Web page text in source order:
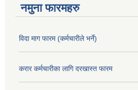
नमुना फारमहरु
विदा माग फारम (कर्मचारीले भर्ने)
करार कर्मचारीका लागि दरखास्त फारम